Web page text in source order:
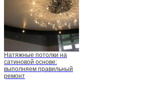
Натяжные потолки на
сатиновой основе:
выполняем правильный
ремонт